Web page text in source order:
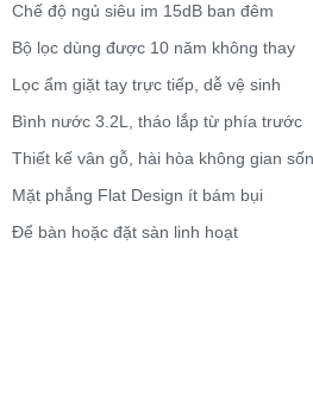
Chế độ ngủ siêu im 15dB ban đêm
Bộ lọc dùng được 10 năm không thay
Lọc ẩm giặt tay trực tiếp, dễ vệ sinh
Bình nước 3.2L, tháo lắp từ phía trước
Thiết kế vân gỗ, hài hòa không gian
Mặt phẳng Flat Design ít bám bụi
Để bàn hoặc đặt sàn linh hoạt